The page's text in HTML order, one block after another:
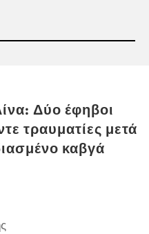
Δύο έφηβοι
τραυματίες μετά
καβγά